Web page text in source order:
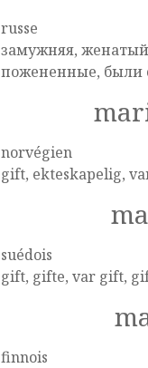
russe
замужняя,
пожененные, были
norvégien
gift, ekteskapelig,
suédois
gift, gifte, var gift,
finnois